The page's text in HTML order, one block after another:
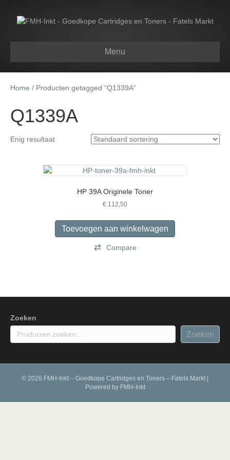
Menu
Home / Producten getagged “Q1339A”
Q1339A
Enig resultaat
HP 39A Originele Toner
€ 112,50
Toevoegen aan winkelwagen
Compare
Zoeken
Zoeken
© 2026 FMH-Inkt – Goedkope Cartridges en Toners – Fatels Markt
Powered by FMH-Inkt